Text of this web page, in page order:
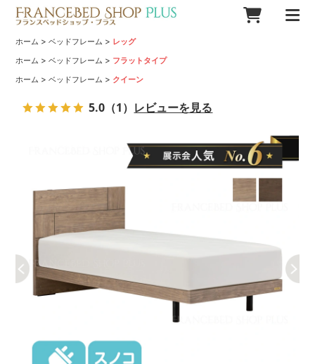
ホーム >ベッドフレーム > レッグ
ホーム >ベッドフレーム > フラットタイプ
ホーム >ベッドフレーム > クイーン
5.0 （1） レビューを見る